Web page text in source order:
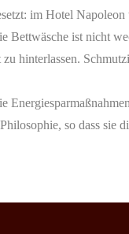
im Hotel
Bettwäsche ist nicht
hinterlassen.
so dass sie